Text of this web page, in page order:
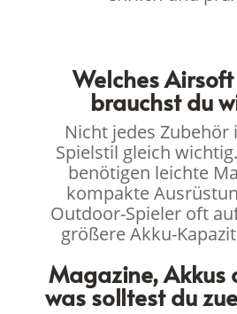
Welches
brauchst du
Nicht jedes Zubehör
Spielstil gleich
benötigen leichte
kompakte
Outdoor-Spieler oft
größere Akku-
Magazine, Akkus
was solltest du